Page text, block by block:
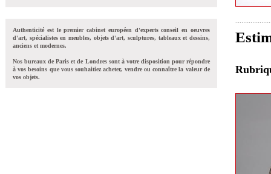
Authenticité est le premier cabinet européen d'experts conseil en oeuvres
d'art, spécialistes en meubles, objets d'art, sculptures, tableaux et dessins,
anciens et modernes.
Nos bureaux de Paris et de Londres sont à votre disposition pour répondre
à vos besoins que vous souhaitiez acheter, vendre ou connaître la valeur de
vos objets.